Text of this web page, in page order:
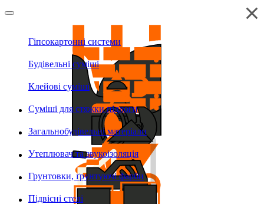
Гіпсокартонні системи
Будівельні суміші
Клейові суміші
Суміші для стяжки підлоги
Загальнобудівельні матеріали
Утеплювач та звукоізоляція
Грунтовки, ґрунтуючі фарби
Підвісні стелі